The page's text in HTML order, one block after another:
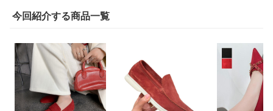
今回紹介する商品一覧